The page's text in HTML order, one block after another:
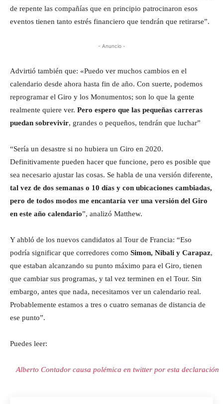
de repente las compañías que en principio patrocinaron esos
eventos tienen tanto estrés financiero que tendrán que retirarse”.
- Anuncio -
Advirtió también que: «Puedo ver muchos cambios en el
calendario desde ahora hasta fin de año. Con suerte, podemos
reprogramar el Giro y los Monumentos; son lo que la gente
realmente quiere ver. Pero espero que las pequeñas carreras
puedan sobrevivir, grandes o pequeños, tendrán que luchar”
“Sería un desastre si no hubiera un Giro en 2020.
Definitivamente pueden hacer que funcione, pero es posible que
sea necesario ajustar las cosas. Se habla de una versión diferente,
tal vez de dos semanas o 10 días y con ubicaciones cambiadas,
pero de todos modos me encantaría ver una versión del Giro
en este año calendario”, analizó Matthew.
Y ahbló de los nuevos candidatos al Tour de Francia: “Eso
podría significar que corredores como Simon, Nibali y Carapaz,
que estaban alcanzando su punto máximo para el Giro, tienen
que cambiar sus programas, y tal vez terminen en el Tour. Sin
embargo, antes que nada, necesitamos ver un calendario real.
Probablemente estamos a tres o cuatro semanas de distancia de
ese punto”.
Puedes leer:
Alberto Contador causa polémica en twitter por esta declaración